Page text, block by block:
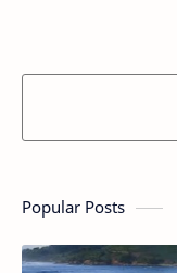
Popular Posts